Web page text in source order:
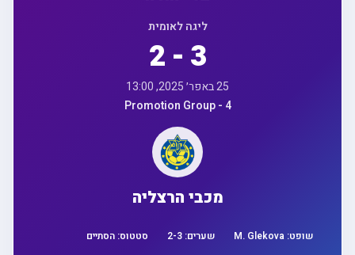
ליגה לאומית
2 - 3
25 באפר׳ 2025, 13:00
Promotion Group - 4
מכבי הרצליה
שופט:M. Glekova שערים: 2 -3 סטטוס:הסתיים